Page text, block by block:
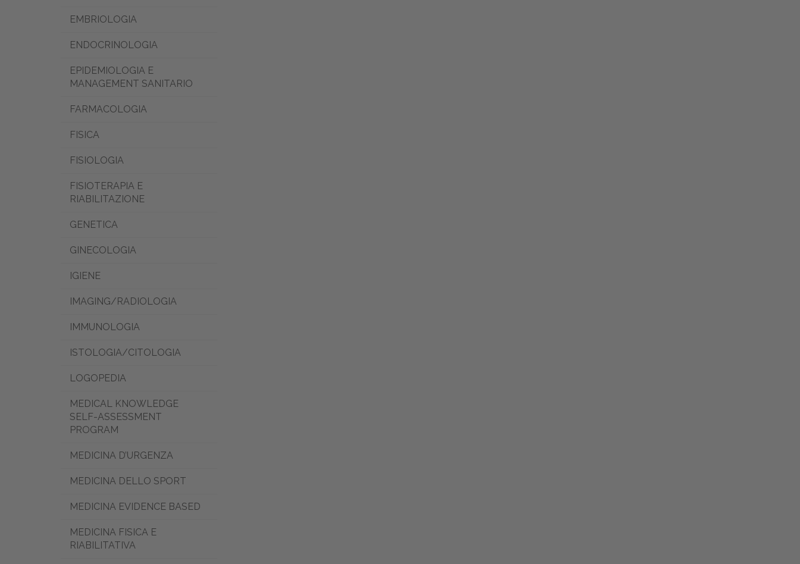
EMBRIOLOGIA
ENDOCRINOLOGIA
EPIDEMIOLOGIA E
MANAGEMENT SANITARIO
FARMACOLOGIA
FISICA
FISIOLOGIA
FISIOTERAPIA E
RIABILITAZIONE
GENETICA
GINECOLOGIA
IGIENE
IMAGING/RADIOLOGIA
IMMUNOLOGIA
ISTOLOGIA/CITOLOGIA
LOGOPEDIA
MEDICAL KNOWLEDGE
SELF-ASSESSMENT
PROGRAM
MEDICINA D’URGENZA
MEDICINA DELLO SPORT
MEDICINA EVIDENCE BASED
MEDICINA FISICA E
RIABILITATIVA